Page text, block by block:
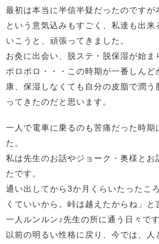
最初は本当に半信半疑だったのですが
という意気込みもすごく、私達も出来
いこうと、頑張ってきました。
お灸に出会い、脱ステ・脱保湿が始ま
ポロポロ・・・この時期が一番しんど
康、保湿しなくても自分の皮脂で潤
ってきたのだと思います。
一人で電車に乗るのも苦痛だった時期
た。
私は先生のお話やジョーク・奥様とお
たです。
通い出してから3か月くらいたったこ
くていいから。峠は越えたからね」
一人ルンルン♪先生の所に通う日々です
以前の明るい性格に戻り、今では、人